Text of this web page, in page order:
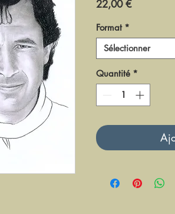
22,00 €Prix
Format *
Sélectionner
Quantité *